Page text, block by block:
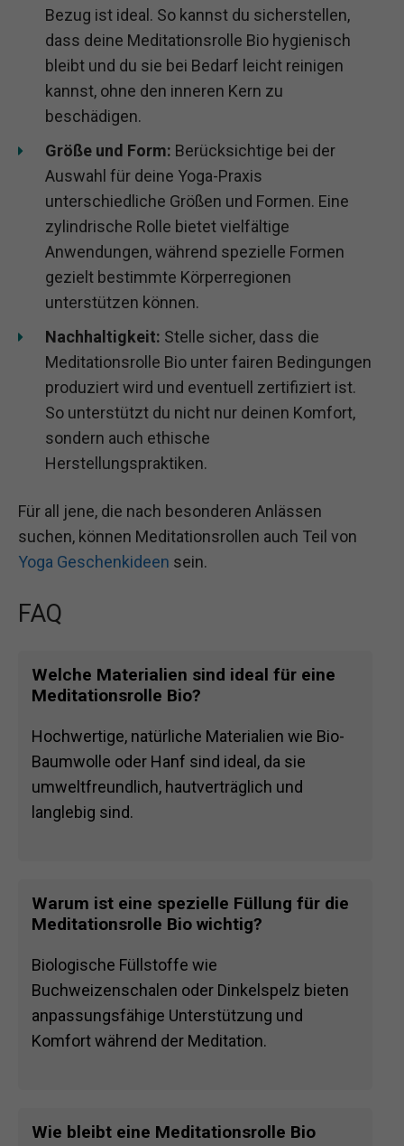
Bezug ist ideal. So kannst du sicherstellen,
dass deine Meditationsrolle Bio hygienisch
bleibt und du sie bei Bedarf leicht reinigen
kannst, ohne den inneren Kern zu
beschädigen.
Größe und Form: Berücksichtige bei der
Auswahl für deine Yoga-Praxis
unterschiedliche Größen und Formen. Eine
zylindrische Rolle bietet vielfältige
Anwendungen, während spezielle Formen
gezielt bestimmte Körperregionen
unterstützen können.
Nachhaltigkeit: Stelle sicher, dass die
Meditationsrolle Bio unter fairen Bedingungen
produziert wird und eventuell zertifiziert ist.
So unterstützt du nicht nur deinen Komfort,
sondern auch ethische
Herstellungspraktiken.
Für all jene, die nach besonderen Anlässen
suchen, können Meditationsrollen auch Teil von
Yoga Geschenkideen sein.
FAQ
Welche Materialien sind ideal für eine
Meditationsrolle Bio?
Hochwertige, natürliche Materialien wie Bio-
Baumwolle oder Hanf sind ideal, da sie
umweltfreundlich, hautverträglich und
langlebig sind.
Warum ist eine spezielle Füllung für die
Meditationsrolle Bio wichtig?
Biologische Füllstoffe wie
Buchweizenschalen oder Dinkelspelz bieten
anpassungsfähige Unterstützung und
Komfort während der Meditation.
Wie bleibt eine Meditationsrolle Bio